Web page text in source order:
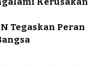
Tegaskan Peran